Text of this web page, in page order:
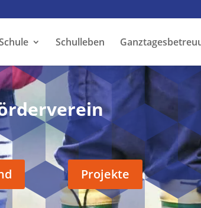
Schulleben
Projekte